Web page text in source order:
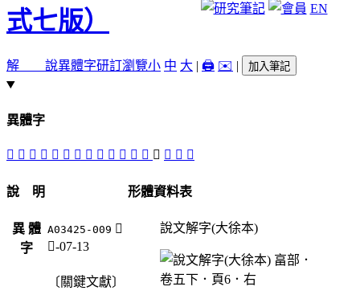
EN
解 說異體字研訂瀏覽小 中 大 | 🖨️ ✉️ | 加入筆記
異體字
󴼌 𡆨 𡰩 𣌣 󴼎 𣌩 󴼋 󴼉 󴼑 󴼍 󴼏 󴼈 𥭣 𥭷 󴼊 󴼒 󴼐
說 明
異 體
字
A03425-009 𥭷
竹-07-13
〔關鍵文獻〕
形體資料表
說文解字(大徐本)